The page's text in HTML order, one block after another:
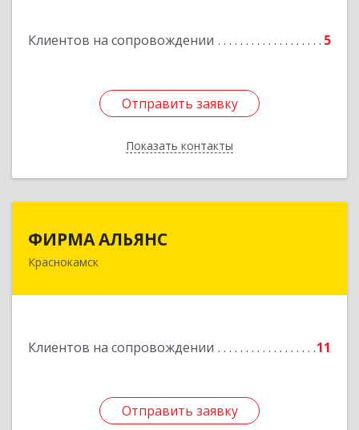
Клиентов на сопровождении 5
Отправить заявку
Показать контакты
Отправить заявку
Назад
ФИРМА АЛЬЯНС
Краснокамск
Клиентов на сопровождении 11
Отправить заявку
Отправить заявку